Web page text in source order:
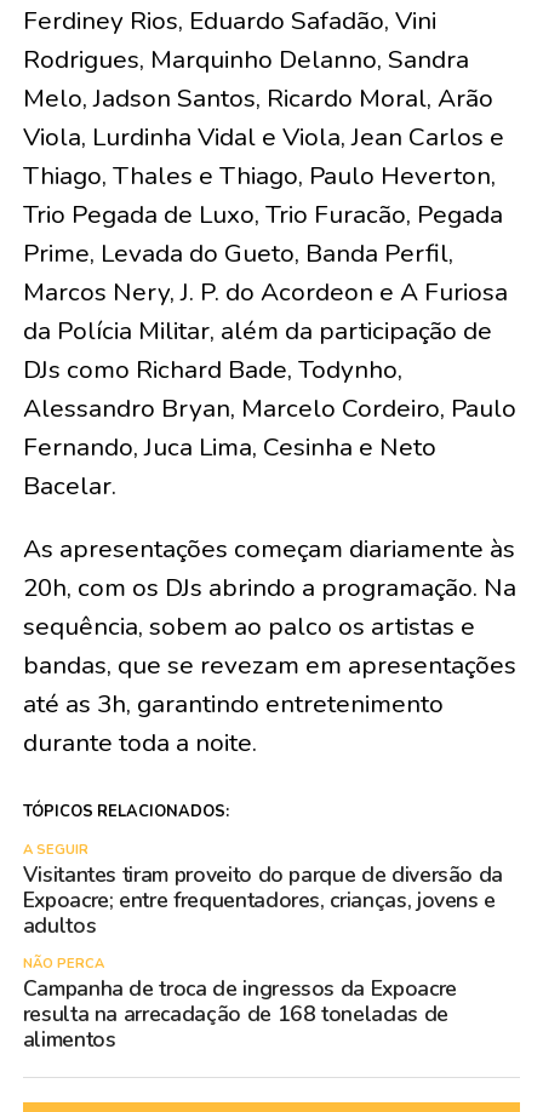
Ferdiney Rios, Eduardo Safadão, Vini
Rodrigues, Marquinho Delanno, Sandra
Melo, Jadson Santos, Ricardo Moral, Arão
Viola, Lurdinha Vidal e Viola, Jean Carlos e
Thiago, Thales e Thiago, Paulo Heverton,
Trio Pegada de Luxo, Trio Furacão, Pegada
Prime, Levada do Gueto, Banda Perfil,
Marcos Nery, J. P. do Acordeon e A Furiosa
da Polícia Militar, além da participação de
DJs como Richard Bade, Todynho,
Alessandro Bryan, Marcelo Cordeiro, Paulo
Fernando, Juca Lima, Cesinha e Neto
Bacelar.
As apresentações começam diariamente às
20h, com os DJs abrindo a programação. Na
sequência, sobem ao palco os artistas e
bandas, que se revezam em apresentações
até as 3h, garantindo entretenimento
durante toda a noite.
TÓPICOS RELACIONADOS:
A SEGUIR
Visitantes tiram proveito do parque de diversão da
Expoacre; entre frequentadores, crianças, jovens e
adultos
NÃO PERCA
Campanha de troca de ingressos da Expoacre
resulta na arrecadação de 168 toneladas de
alimentos